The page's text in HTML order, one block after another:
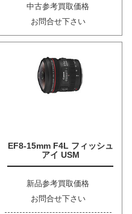
中古参考買取価格
お問合せ下さい
EF8-15mm F4L フィッシュ
アイ USM
新品参考買取価格
お問合せ下さい